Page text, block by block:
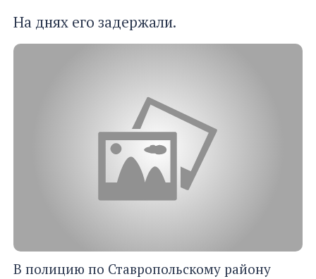
На днях его задержали.
В полицию по Ставропольскому району